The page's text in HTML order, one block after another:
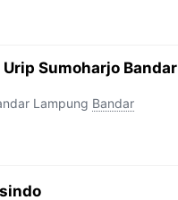
Sumoharjo Bandar
Lampung Bandar